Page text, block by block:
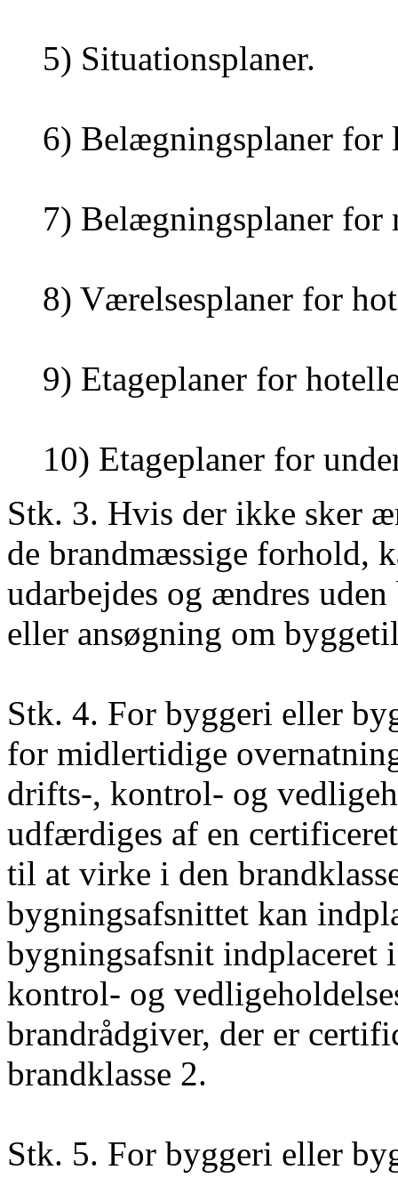
5) Situationsplaner.
6) Belægningsplaner for
7) Belægningsplaner for
8) Værelsesplaner for
9) Etageplaner for
10) Etageplaner for
Stk. 3. Hvis der ikke sker
de brandmæssige forhold,
udarbejdes og ændres
eller ansøgning om
Stk. 4. For byggeri eller
for midlertidige
drifts-, kontrol- og
udfærdiges af en
til at virke i den
bygningsafsnittet kan
bygningsafsnit indplaceret
kontrol- og
brandrådgiver, der er
brandklasse 2.
Stk. 5. For byggeri eller